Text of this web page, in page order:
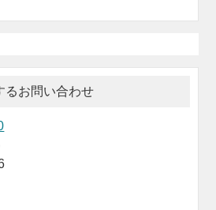
るお問い合わせ